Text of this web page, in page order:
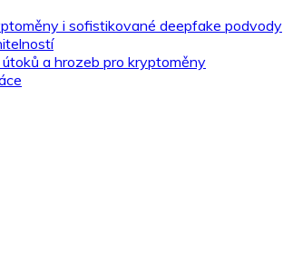
i sofistikované deepfake podvody
a hrozeb pro kryptoměny